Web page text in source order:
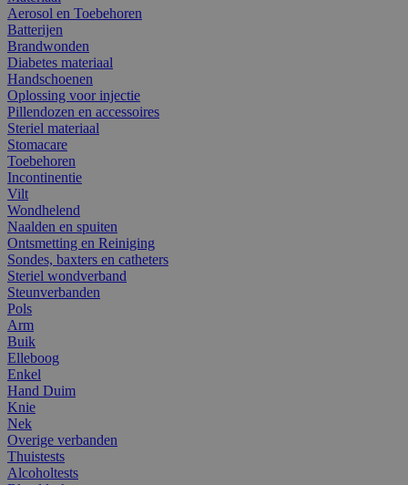
Aerosol en Toebehoren
Batterijen
Brandwonden
Diabetes materiaal
Handschoenen
Oplossing voor injectie
Pillendozen en accessoires
Steriel materiaal
Stomacare
Toebehoren
Incontinentie
Vilt
Wondhelend
Naalden en spuiten
Ontsmetting en Reiniging
Sondes, baxters en catheters
Steriel wondverband
Steunverbanden
Pols
Arm
Buik
Elleboog
Enkel
Hand Duim
Knie
Nek
Overige verbanden
Thuistests
Alcoholtests